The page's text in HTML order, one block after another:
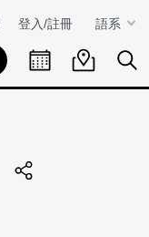
登入/註冊 語系
活動日曆活動地圖展
列印